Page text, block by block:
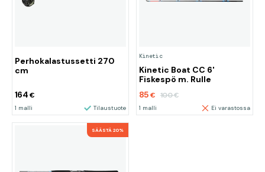
Perhokalastussetti 270
cm
164 €
1 malli Tilaustuote
Kinetic
Kinetic Boat CC 6'
Fiskespö m. Rulle
85€ 100€
1 malli Ei varastossa
SÄÄSTÄ 20%